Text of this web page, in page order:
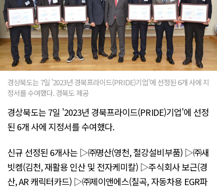
경상북도는 7일 '2023년 경북프라이드(PRIDE)기업'에 선정된 6개 사에 지
정서를 수여했다. 경북도 제공
경상북도는 7일 '2023년 경북프라이드(PRIDE)기업'에 선정
된 6개 사에 지정서를 수여했다.
신규 선정된 6개사는 ▷㈜명산(영천, 철강설비부품) ▷㈜새
빗켐(김천, 재활용 인산 및 전자케미칼) ▷주식회사 보근(경
산, AR 캐릭터카드) ▷㈜제이앤에스(칠곡, 자동차용 EGR파